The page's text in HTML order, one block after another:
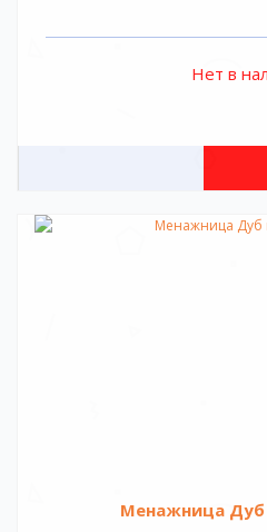
Нет в
Менажница Дуб